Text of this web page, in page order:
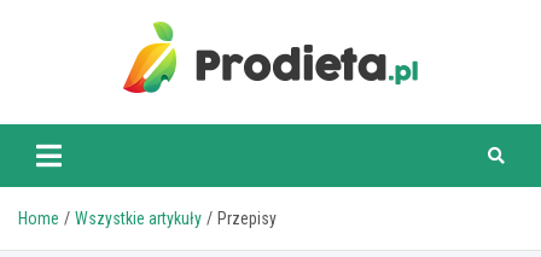
prodieta.pl
Home Wszystkie artykuły Przepisy